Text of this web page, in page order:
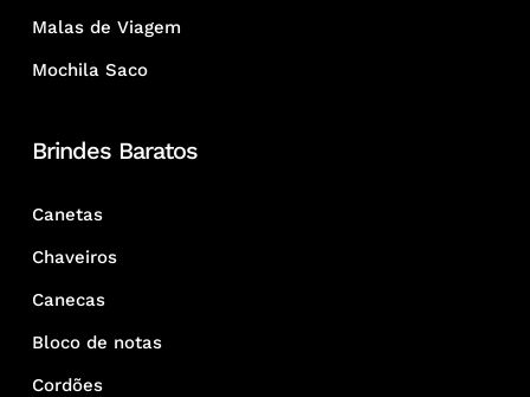
Malas de Viagem
Mochila Saco
Brindes Baratos
Canetas
Chaveiros
Canecas
Bloco de notas
Cordões